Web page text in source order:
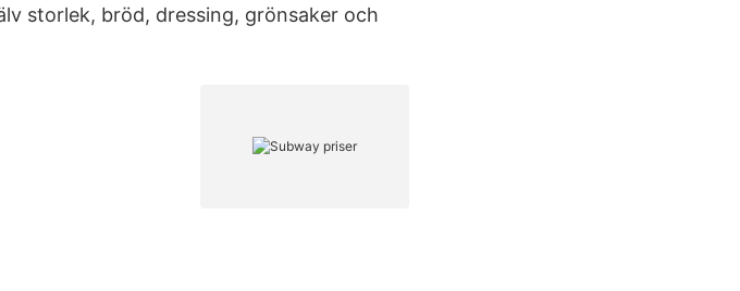
storlek, bröd, dressing, grönsaker och